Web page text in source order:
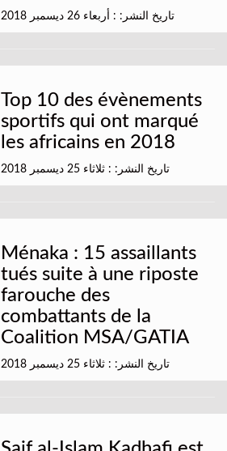
تاريخ النشر: : أربعاء 26 ديسمبر 2018
Top 10 des évènements
sportifs qui ont marqué
les africains en 2018
تاريخ النشر: : ثلاثاء 25 ديسمبر 2018
Ménaka : 15 assaillants
tués suite à une riposte
farouche des
combattants de la
Coalition MSA/GATIA
تاريخ النشر: : ثلاثاء 25 ديسمبر 2018